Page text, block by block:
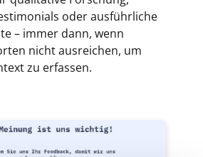
oder ausführliche
– immer dann, wenn
nicht ausreichen, um
zu erfassen.